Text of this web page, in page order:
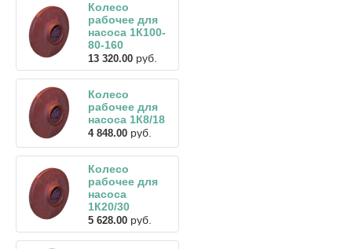
Колесо
рабочее для
насоса 1К100-
80-160
13 320.00 руб.
Колесо
рабочее для
насоса 1К8/18
4 848.00 руб.
Колесо
рабочее для
насоса
1К20/30
5 628.00 руб.